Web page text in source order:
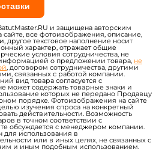
и защищена авторским
все фотоизображения, описание,
другое текстовое наполнение носит
характер, отражает общие
условия сотрудничества, не
о предложении товара, не
, договором сотрудничества, другими
связанных с работой компании.
вид товара согласуется с
может содержать товарные знаки и
которых не передано Продавцу
порядке. Фотоизображения на сайте
изучения спроса на конкретный
действительности. Возможность
в точном соответствии с
обсуждается с менеджером компании.
для использования в
или в иных целях, не связанных с
и иным подобным использованием.